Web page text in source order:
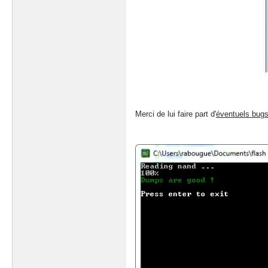
Merci de lui faire part d'éventuels bugs